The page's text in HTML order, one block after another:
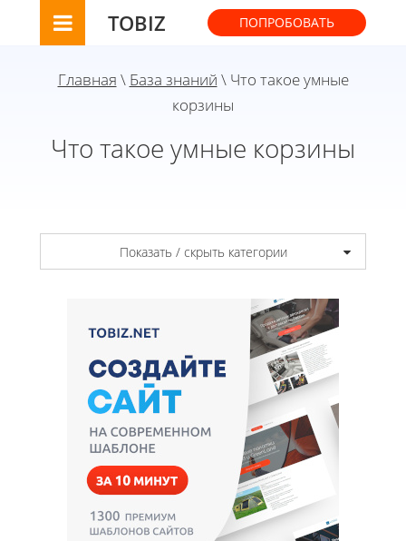
TOBIZ ПОПРОБОВАТЬ
Главная \ База знаний \ Что такое умные
корзины
Что такое умные корзины
Показать / скрыть категории